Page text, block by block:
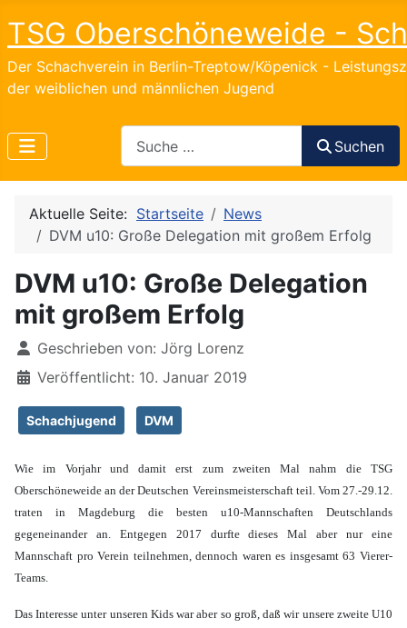
TSG Oberschöneweide -
Der Schachverein in Berlin-Treptow/Köpenick -
der weiblichen und männlichen Jugend
Suchen
Aktuelle Seite: Startseite
News
DVM u10: Große Delegation mit großem Erfolg
DVM u10: Große Delegation
mit großem Erfolg
DetailsGeschrieben von: Jörg Lorenz
Veröffentlicht: 10. Januar 2019
Schachjugend DVM
Wie im Vorjahr und damit erst zum zweiten Mal nahm die TSG
Oberschöneweide an der Deutschen Vereinsmeisterschaft teil. Vom 27.-29.12.
traten in Magdeburg die besten u10-Mannschaften Deutschlands
gegeneinander an. Entgegen 2017 durfte dieses Mal aber nur eine
Mannschaft pro Verein teilnehmen, dennoch waren es insgesamt 63 Vierer-
Teams.
Das Interesse unter unseren Kids war aber so groß, daß wir unsere zweite U10